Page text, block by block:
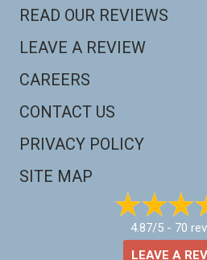
READ OUR REVIEWS
LEAVE A REVIEW
CAREERS
CONTACT US
PRIVACY POLICY
SITE MAP
4.87/5 - 70
LEAVE A